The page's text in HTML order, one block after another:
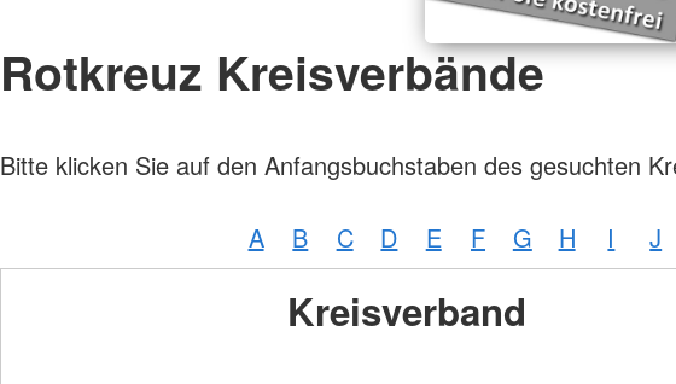
Rotkreuz Kreisverbände
Bitte klicken Sie auf den Anfangsbuchstaben des gesuchten
A B C D E F G H I J
Kreisverband